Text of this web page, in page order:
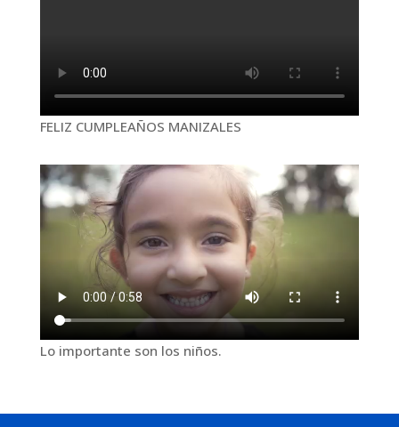
FELIZ CUMPLEAÑOS MANIZALES
Lo importante son los niños.